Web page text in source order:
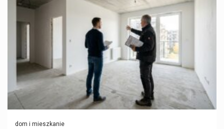
dom i mieszkanie